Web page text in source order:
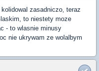
zasadniczo, teraz
to niestety moze
- to wlasnie minusy
nie ukrywam ze wolalbym